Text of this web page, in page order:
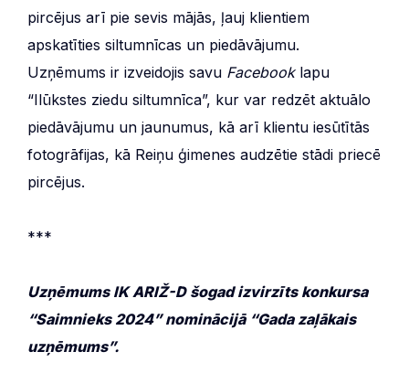
pircējus arī pie sevis mājās, ļauj klientiem
apskatīties siltumnīcas un piedāvājumu.
Uzņēmums ir izveidojis savu Facebooklapu
“Ilūkstes ziedu siltumnīca”, kur var redzēt aktuālo
piedāvājumu un jaunumus, kā arī klientu iesūtītās
fotogrāfijas, kā Reiņu ģimenes audzētie stādi priecē
pircējus.
***
Uzņēmums IK ARIŽ-D šogad izvirzīts konkursa
“Saimnieks 2024” nominācijā “Gada zaļākais
uzņēmums”.